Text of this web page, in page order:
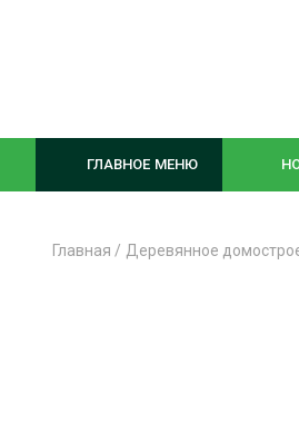
ГЛАВНОЕ МЕНЮ
Главная / Деревянное